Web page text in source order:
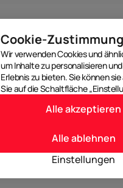
Cookie-Zustimmung
Wir verwenden Cookies und
um Inhalte zu personalisieren
Erlebnis zu bieten. Sie können
Sie auf die Schaltfläche
Einstellungen
Alle ablehnen
Alle akzeptieren